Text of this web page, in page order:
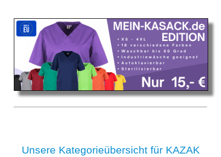
Unsere Kategorieübersicht für KAZAK